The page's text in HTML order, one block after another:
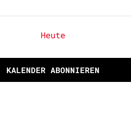
Heute
KALENDER ABONNIEREN